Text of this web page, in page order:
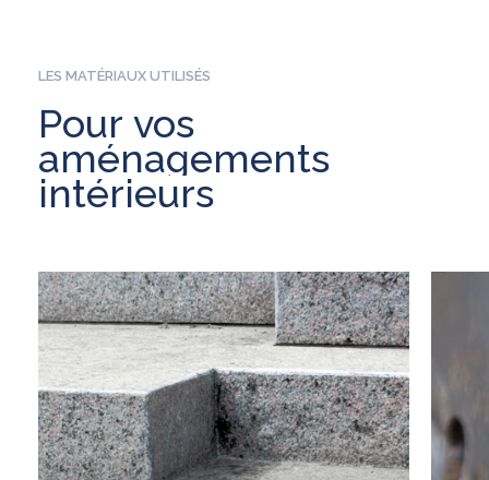
LES MATÉRIAUX UTILISÉS
Pour vos
aménagements
intérieurs